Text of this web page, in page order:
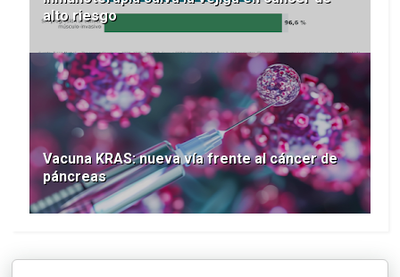
alto riesgo
Vacuna KRAS: nueva vía frente al cáncer de
páncreas